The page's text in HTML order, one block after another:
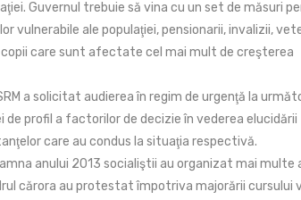
Guvernul trebuie să vina cu un set de măsuri
vulnerabile ale populaţiei, pensionarii, invalizii,
care sunt afectate cel mai mult de creşterea
a solicitat audierea în regim de urgenţă la
de profil a factorilor de decizie în vederea elucidării
care au condus la situaţia respectivă.
anului 2013 socialiştii au organizat mai multe
cărora au protestat împotriva majorării cursului